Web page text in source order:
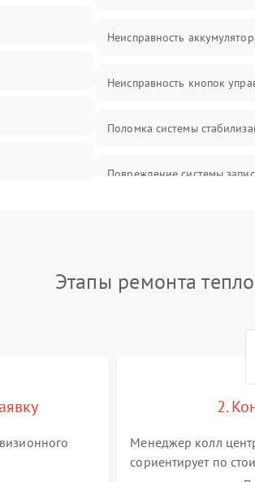
Неисправность
Неисправность кнопок
Поломка системы
Повреждение системы
автоматического
короткого замыкания
Этапы ремонта
2.
Менеджер колл
сориентирует по